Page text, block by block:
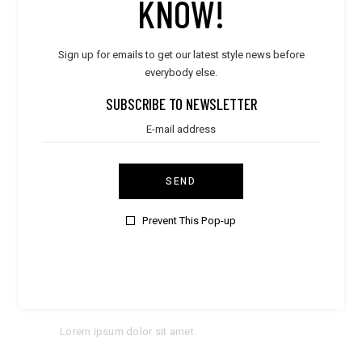
KNOW!
Sign up for emails to get our latest style news before
everybody else.
SUBSCRIBE TO NEWSLETTER
SEND
Prevent This Pop-up
Sed ut perspiciatis unde omnis iste natus error sit
totam rem aperiam, eaque ipsa quae ab illo.
Inventore veritatis et quasi architecto beatae vitae
dicta sunt explicabo.
Qui dolorem ipsum quia dolor sit amet,
consectetur, adipisci velit, sed quia non
numquam eius modi una tempora incidunt.
Voluptas tua nulla pariatur.
Lorem ipsum dolor sit amet.